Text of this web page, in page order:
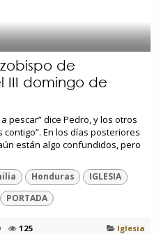
de
III domingo de
a pescar” dice Pedro, y los otros
En los días posteriores
están algo confundidos, pero
Honduras
IGLESIA
PORTADA
125 Iglesia